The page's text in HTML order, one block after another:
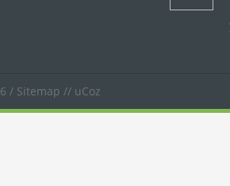
/ Sitemap // uCoz